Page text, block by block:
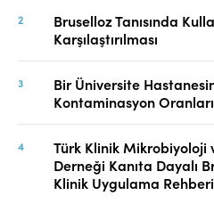
Bruselloz Tanısında
Karşılaştırılması
Bir Üniversite
Kontaminasyon Oranları
Türk Klinik Mikrobiyoloji
Derneği Kanıta Dayalı
Klinik Uygulama